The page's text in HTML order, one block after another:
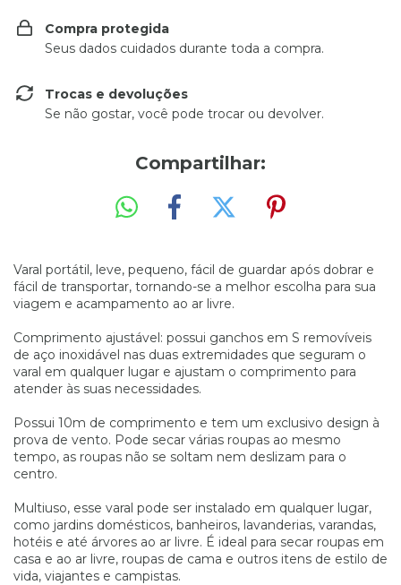
Compra protegida
Seus dados cuidados durante toda a compra.
Trocas e devoluções
Se não gostar, você pode trocar ou devolver.
Compartilhar:
Varal portátil, leve, pequeno, fácil de guardar após dobrar e
fácil de transportar, tornando-se a melhor escolha para sua
viagem e acampamento ao ar livre.
Comprimento ajustável: possui ganchos em S removíveis
de aço inoxidável nas duas extremidades que seguram o
varal em qualquer lugar e ajustam o comprimento para
atender às suas necessidades.
Possui 10m de comprimento e tem um exclusivo design à
prova de vento. Pode secar várias roupas ao mesmo
tempo, as roupas não se soltam nem deslizam para o
centro.
Multiuso, esse varal pode ser instalado em qualquer lugar,
como jardins domésticos, banheiros, lavanderias, varandas,
hotéis e até árvores ao ar livre. É ideal para secar roupas em
casa e ao ar livre, roupas de cama e outros itens de estilo de
vida, viajantes e campistas.